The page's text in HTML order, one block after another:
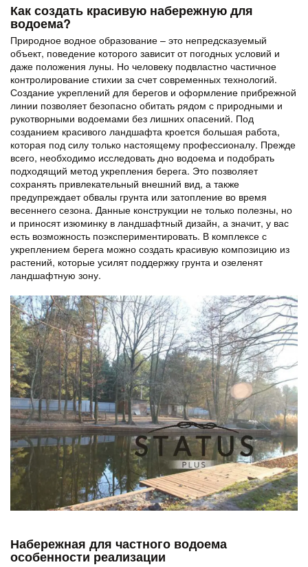
Как создать красивую набережную для
водоема?
Природное водное образование – это непредсказуемый
объект, поведение которого зависит от погодных условий и
даже положения луны. Но человеку подвластно частичное
контролирование стихии за счет современных технологий.
Создание укреплений для берегов и оформление прибрежной
линии позволяет безопасно обитать рядом с природными и
рукотворными водоемами без лишних опасений. Под
созданием красивого ландшафта кроется большая работа,
которая под силу только настоящему профессионалу. Прежде
всего, необходимо исследовать дно водоема и подобрать
подходящий метод укрепления берега. Это позволяет
сохранять привлекательный внешний вид, а также
предупреждает обвалы грунта или затопление во время
весеннего сезона. Данные конструкции не только полезны, но
и приносят изюминку в ландшафтный дизайн, а значит, у вас
есть возможность поэкспериментировать. В комплексе с
укреплением берега можно создать красивую композицию из
растений, которые усилят поддержку грунта и озеленят
ландшафтную зону.
Набережная для частного водоема
особенности реализации